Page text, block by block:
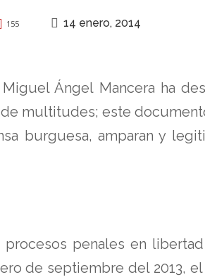
155 14 enero, 2014
Ángel Mancera ha
multitudes; este
burguesa, amparan y
penales en
de septiembre del 2013,